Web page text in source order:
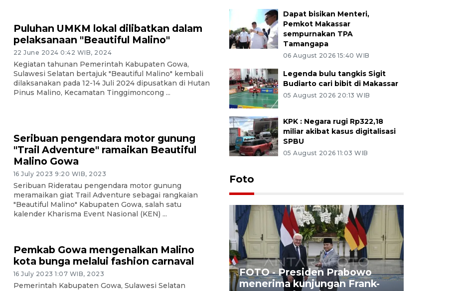
Puluhan UMKM lokal dilibatkan dalam
pelaksanaan "Beautiful Malino"
22 June 2024 0:42 WIB, 2024
Kegiatan tahunan Pemerintah Kabupaten Gowa,
Sulawesi Selatan bertajuk "Beautiful Malino" kembali
dilaksanakan pada 12-14 Juli 2024 dipusatkan di Hutan
Pinus Malino, Kecamatan Tinggimoncong ...
Seribuan pengendara motor gunung
"Trail Adventure" ramaikan Beautiful
Malino Gowa
16 July 2023 9:20 WIB, 2023
Seribuan Rideratau pengendara motor gunung
meramaikan giat Trail Adventure sebagai rangkaian
"Beautiful Malino" Kabupaten Gowa, salah satu
kalender Kharisma Event Nasional (KEN) ...
Pemkab Gowa mengenalkan Malino
kota bunga melalui fashion carnaval
16 July 2023 1:07 WIB, 2023
Pemerintah Kabupaten Gowa, Sulawesi Selatan
Dapat bisikan Menteri,
Pemkot Makassar
sempurnakan TPA
Tamangapa
06 August 2026 15:40 WIB
Legenda bulu tangkis Sigit
Budiarto cari bibit di Makassar
05 August 2026 20:13 WIB
KPK : Negara rugi Rp322,18
miliar akibat kasus digitalisasi
SPBU
05 August 2026 11:03 WIB
Foto
FOTO - Kirab memperingati
HUT ke-80 Raja Keraton
FOTO - Presiden Prabowo
menerima kunjungan Frank-